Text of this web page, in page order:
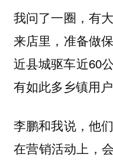
我问了一圈，有
来店里，准备做
近县城驱车近60
有如此多乡镇用
李鹏和我说，他
在营销活动上，